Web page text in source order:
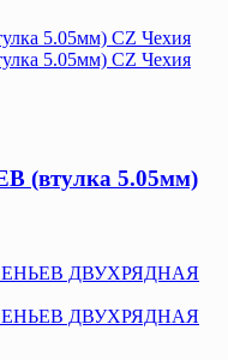
(втулка 5.05мм)